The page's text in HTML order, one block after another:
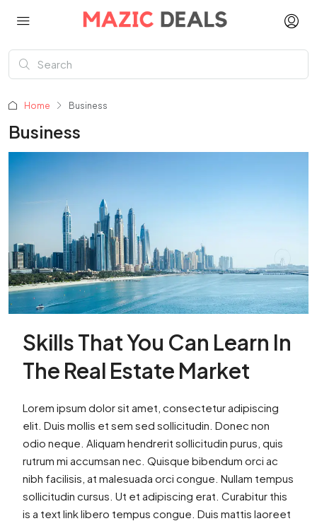
Home Business
Business
Skills That You Can Learn In
The Real Estate Market
Lorem ipsum dolor sit amet, consectetur adipiscing
elit. Duis mollis et sem sed sollicitudin. Donec non
odio neque. Aliquam hendrerit sollicitudin purus, quis
rutrum mi accumsan nec. Quisque bibendum orci ac
nibh facilisis, at malesuada orci congue. Nullam tempus
sollicitudin cursus. Ut et adipiscing erat. Curabitur this
is a text link libero tempus congue. Duis mattis laoreet